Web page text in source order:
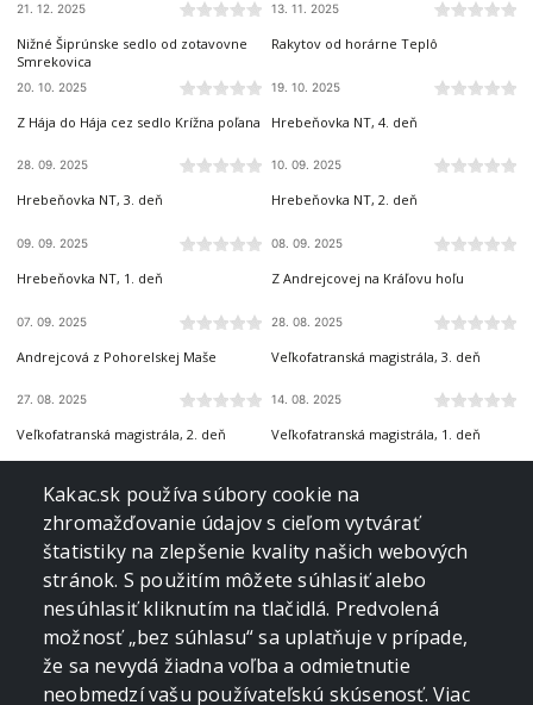
21. 12. 2025 13. 11. 2025
VEĽKÁ FATRA
Nižné Šiprúnske sedlo od zotavovne
Smrekovica
20. 10. 2025
VEĽKÁ FATRA
Rakytov od horárne Teplô
19. 10. 2025
SLOVENSKÝ KRAS
Z Hája do Hája cez sedlo Krížna poľana
28. 09. 2025
NÍZKE TATRY
Hrebeňovka NT, 4. deň
10. 09. 2025
NÍZKE TATRY
Hrebeňovka NT, 3. deň
09. 09. 2025
NÍZKE TATRY
Hrebeňovka NT, 2. deň
08. 09. 2025
STAROHORSKÉ VRCHY
Hrebeňovka NT, 1. deň
07. 09. 2025
NÍZKE TATRY
Z Andrejcovej na Kráľovu hoľu
28. 08. 2025
NÍZKE TATRY
Andrejcová z Pohorelskej Maše
27. 08. 2025
VEĽKÁ FATRA
Veľkofatranská magistrála, 3. deň
14. 08. 2025
VEĽKÁ FATRA
Veľkofatranská magistrála, 2. deň
VEĽKÁ FATRA
Veľkofatranská magistrála, 1. deň
Skalka, Kotliská, Poľana, Zákľuky a Bôr
z Bielej Púte
16. 07. 2025
Panská hoľa z Liptovskej Tepličky
05. 07. 2025
MALÁ FATRA
Veľký a Malý Kriváň od Chaty pod
Chlebom
05. 06. 2025
MALÁ FATRA
Chleb zo Šútova
04. 06. 2025
SLANSKÉ VRCHY
Veľký Milič z Pod Domaškou
SLOVENSKÝ KRAS
Dievčenská skala z Krásnohorskej
Dlhej lúky
Kakac.sk používa súbory cookie na
zhromažďovanie údajov s cieľom vytvárať
štatistiky na zlepšenie kvality našich webových
stránok. S použitím môžete súhlasiť alebo
nesúhlasiť kliknutím na tlačidlá. Predvolená
možnosť „bez súhlasu“ sa uplatňuje v prípade,
že sa nevydá žiadna voľba a odmietnutie
neobmedzí vašu používateľskú skúsenosť. Viac